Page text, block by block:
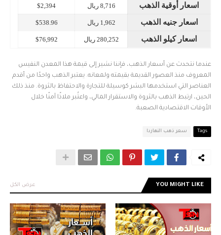
اسعار أوقية الذهب 8,716 ريال $2,394
اسعار جنيه الذهب 1,962 ريال $538.96
اسعار كيلو الذهب 280,252 ريال $76,992
عندما نتحدث عن أسعار الذهب، فإننا نشير إلى قيمة هذا المعدن النفيس
المعروف منذ العصور القديمة بقيمته ولمعانه. يعتبر الذهب واحدًا من أقدم
العناصر التي استخدمها البشر كوسيلة للتجارة والاحتفاظ بالثروة. منذ ذلك
الحين، ارتبط الذهب بالثروة والاستقرار المالي، واعتُبر ملاذًا آمنًا خلال
الأوقات الاقتصادية الصعبة.
Tags سعر ذهب النهاردا
YOU MIGHT LIKE عرض الكل